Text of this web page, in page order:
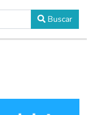
Buscar